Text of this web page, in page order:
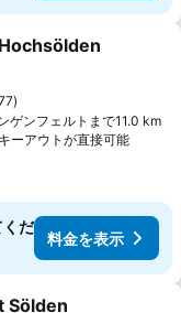
に追加
ゲンフェルトまで11.0 km
ーアウトが直接可能
だ
料金を表示
Sölden